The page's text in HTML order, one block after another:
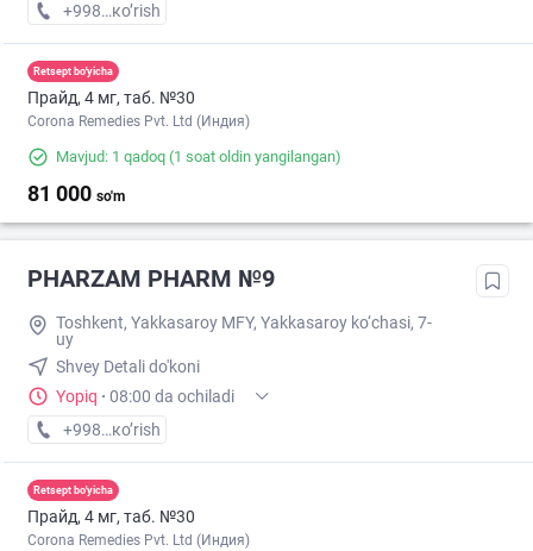
+998 (90) XXX-XX-XX
кo’rish
Retsept bo'yicha
Прайд, 4 мг, таб. №30
Corona Remedies Pvt. Ltd (Индия)
Mavjud: 1 qadoq (1 soat oldin yangilangan)
81 000 so'm
PHARZAM PHARM №9
Toshkent, Yakkasaroy MFY, Yakkasaroy ko‘chasi, 7-
uy
Shvey Detali do'koni
Yopiq · 08:00 da ochiladi
+998 (77) XXX-XX-XX
кo’rish
Retsept bo'yicha
Прайд, 4 мг, таб. №30
Corona Remedies Pvt. Ltd (Индия)